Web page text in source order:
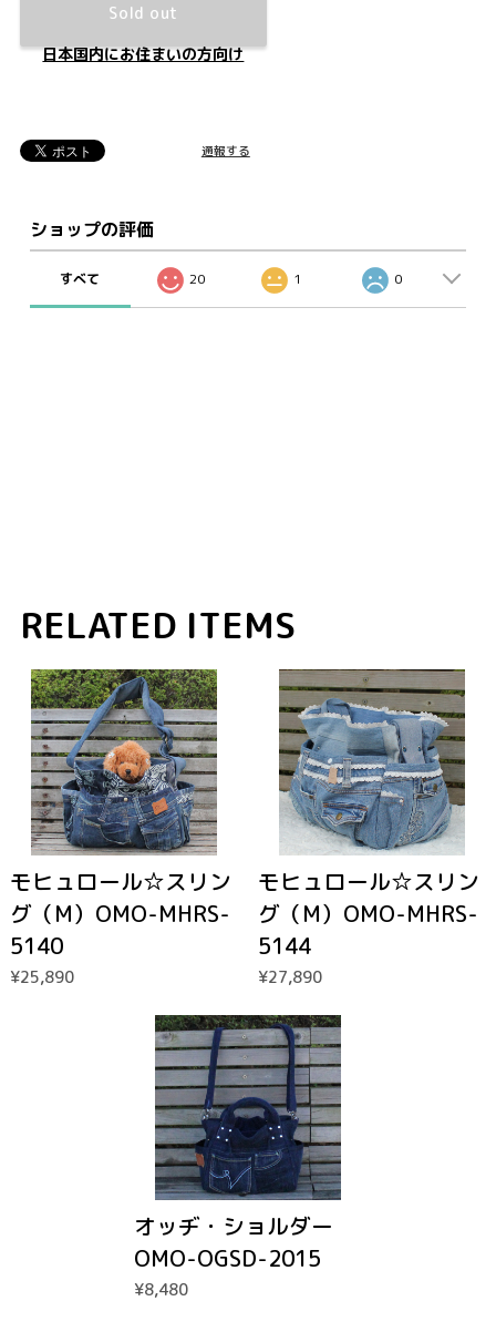
Sold out
日本国内にお住まいの方向け
通報する
ショップの評価
すべて 20 1 0
RELATED ITEMS
モヒュロール☆スリン
グ（M）OMO-MHRS-
5140
¥25,890
モヒュロール☆スリン
グ（M）OMO-MHRS-
5144
¥27,890
オッヂ・ショルダー
OMO-OGSD-2015
¥8,480